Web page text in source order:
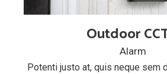
Outdoor
Alarm
Potenti justo at, quis neque sem